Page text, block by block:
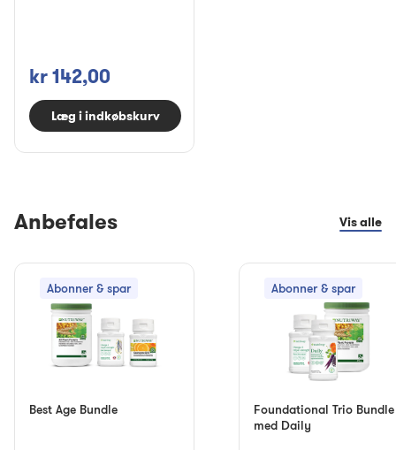
kr 142,00
Læg i indkøbskurv
Anbefales Vis alle
Abonner & spar
Best Age Bundle
Abonner & spar
Foundational Trio Bundle
med Daily